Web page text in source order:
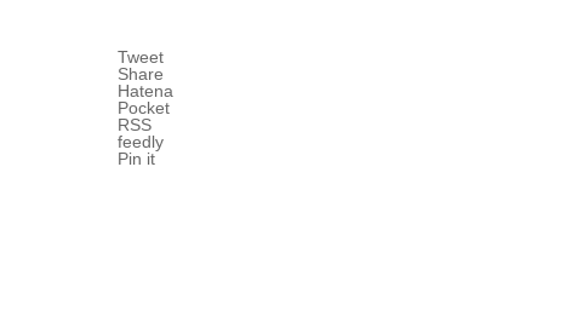
Tweet
Share
Hatena
Pocket
RSS
feedly
Pin it